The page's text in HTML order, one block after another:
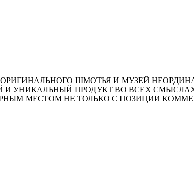
ШМОТЬЯ И МУЗЕЙ
И УНИКАЛЬНЫЙ ПРОДУКТ ВО ВСЕХ
МЕСТОМ НЕ ТОЛЬКО С ПОЗИЦИИ